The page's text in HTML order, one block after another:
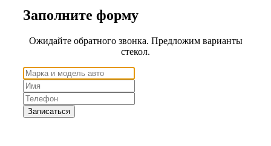
Заполните форму
Ожидайте обратного звонка. Предложим варианты
стекол.